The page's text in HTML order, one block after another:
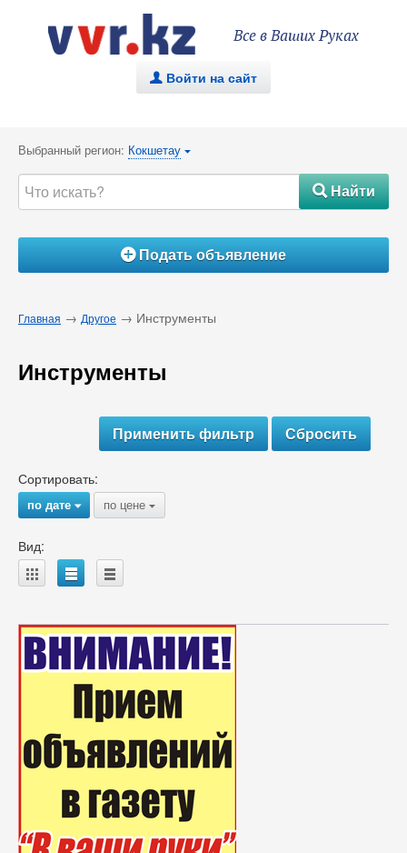
Все в Ваших Руках
. Войти на сайт
Выбранный регион: Кокшетау {
#Найти
ÁПодать объявление
Главная → Другое → Инструменты
Инструменты
Сортировать:
по дате{ по цене {
Вид:
A B C